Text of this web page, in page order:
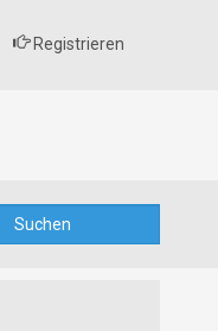
Registrieren